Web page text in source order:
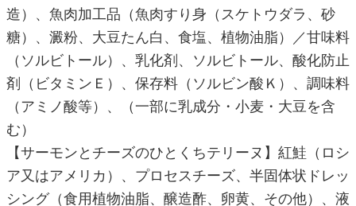
造）、魚肉加工品（魚肉すり身（スケトウダラ、砂
糖）、澱粉、大豆たん白、食塩、植物油脂）／甘味料
（ソルビトール）、乳化剤、ソルビトール、酸化防止
剤（ビタミンＥ）、保存料（ソルビン酸Ｋ）、調味料
（アミノ酸等）、（一部に乳成分・小麦・大豆を含
む）
【サーモンとチーズのひとくちテリーヌ】紅鮭（ロシ
ア又はアメリカ）、プロセスチーズ、半固体状ドレッ
シング（食用植物油脂、醸造酢、卵黄、その他）、液